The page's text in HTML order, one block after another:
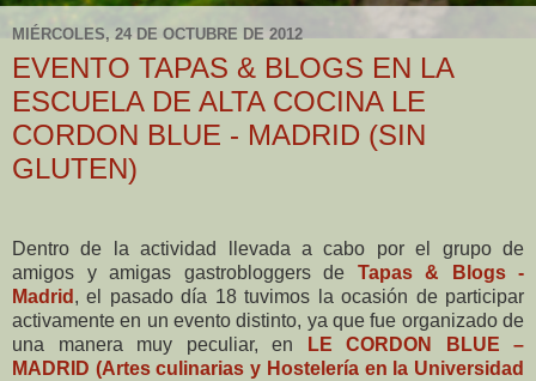
MIÉRCOLES, 24 DE OCTUBRE DE 2012
EVENTO TAPAS & BLOGS EN LA
ESCUELA DE ALTA COCINA LE
CORDON BLUE - MADRID (SIN
GLUTEN)
Dentro de la actividad llevada a cabo por el grupo de
amigos y amigas gastrobloggers de Tapas & Blogs -
Madrid , el pasado día 18 tuvimos la ocasión de participar
activamente en un evento distinto, ya que fue organizado de
una manera muy peculiar, en
LE CORDON BLUE –
MADRID (Artes culinarias y Hostelería en la Universidad